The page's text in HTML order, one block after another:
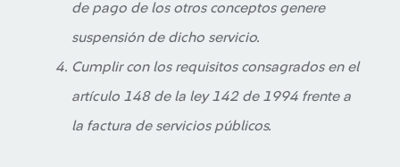
de pago de los otros conceptos genere
suspensión de dicho servicio.
Cumplir con los requisitos consagrados en el
artículo 148 de la ley 142 de 1994 frente a
la factura de servicios públicos.